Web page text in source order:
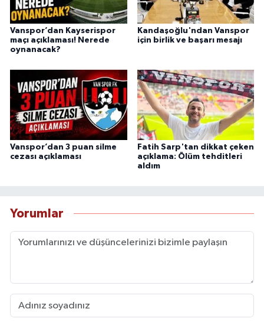
Vanspor’dan Kayserispor
maçı açıklaması! Nerede
oynanacak?
Kandaşoğlu'ndan Vanspor
için birlik ve başarı mesajı
Vanspor’dan 3 puan silme
cezası açıklaması
Fatih Sarp'tan dikkat çeken
açıklama: Ölüm tehditleri
aldım
Yorumlar